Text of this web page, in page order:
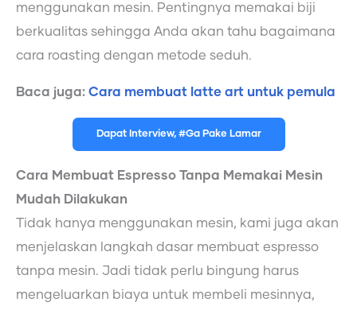
menggunakan mesin. Pentingnya memakai biji
berkualitas sehingga Anda akan tahu bagaimana
cara roasting dengan metode seduh.
Baca juga: Cara membuat latte art untuk pemula
Dapat Interview, #Ga Pake Lamar
Cara Membuat Espresso Tanpa Memakai Mesin
Mudah Dilakukan
Tidak hanya menggunakan mesin, kami juga akan
menjelaskan langkah dasar membuat espresso
tanpa mesin. Jadi tidak perlu bingung harus
mengeluarkan biaya untuk membeli mesinnya,